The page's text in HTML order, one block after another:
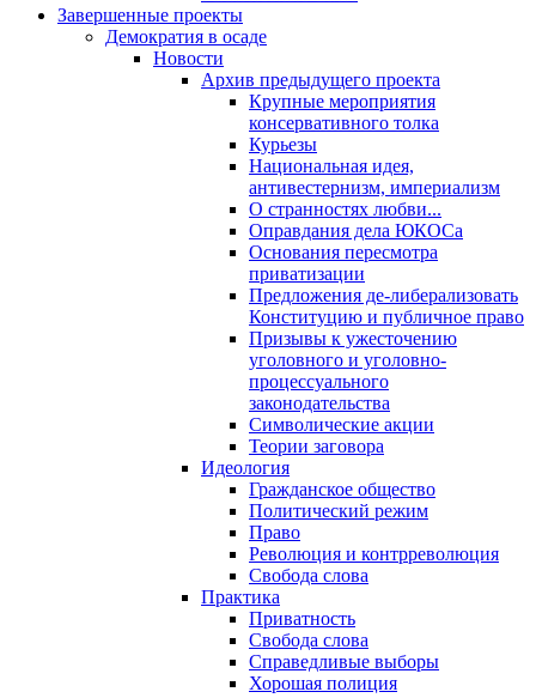
Завершенные проекты
Демократия в осаде
Новости
Архив предыдущего проекта
Крупные мероприятия
консервативного толка
Курьезы
Национальная идея,
антивестернизм, империализм
О странностях любви...
Оправдания дела ЮКОСа
Основания пересмотра
приватизации
Предложения де-либерализовать
Конституцию и публичное право
Призывы к ужесточению
уголовного и уголовно-
процессуального
законодательства
Символические акции
Теории заговора
Идеология
Гражданское общество
Политический режим
Право
Революция и контрреволюция
Свобода слова
Практика
Приватность
Свобода слова
Справедливые выборы
Хорошая полиция